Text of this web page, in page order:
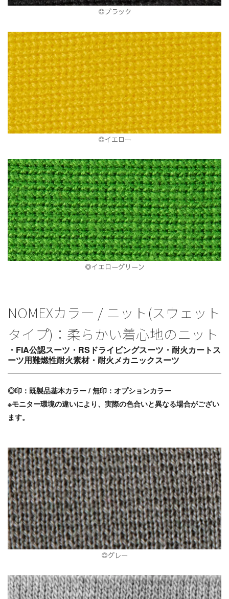
◎ブラック
◎イエロー
◎イエローグリーン
NOMEXカラー / ニット(スウェット
タイプ)：柔らかい着心地のニット
・FIA公認スーツ・RSドライビングスーツ・耐火カートス
ーツ用難燃性耐火素材・耐火メカニックスーツ
◎印：既製品基本カラー / 無印：オプションカラー
※モニター環境の違いにより、実際の色合いと異なる場合がござい
ます。
◎グレー